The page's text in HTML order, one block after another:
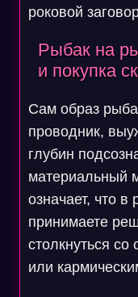
роковой
Рыбак на
и покупка
Сам образ
проводник,
глубин
материальный
означает, что
принимаете
столкнуться
или